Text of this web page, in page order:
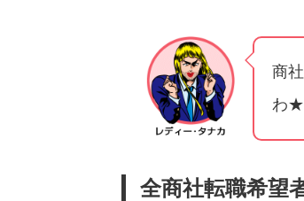
商
わ★
全商社転職希望